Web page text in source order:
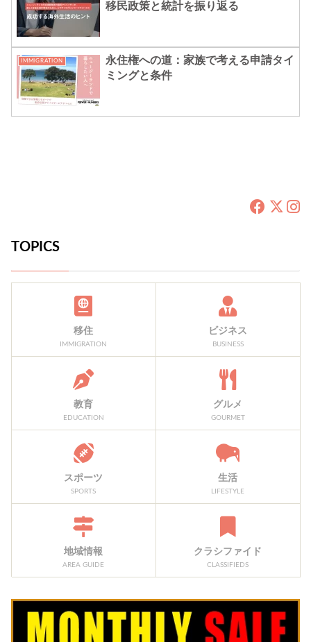
移民政策と統計を振り返る
IMMIGRATION
永住権への道：家族で考える申請タイ
ミングと条件
TOPICS
移住
IMMIGRATION
ビジネス
BUSINESS
教育
EDUCATION
グルメ
GOURMET
スポーツ
SPORTS
生活
LIFESTYLE
地域情報
AREA GUIDE
クラシファイド
CLASSIFIEDS